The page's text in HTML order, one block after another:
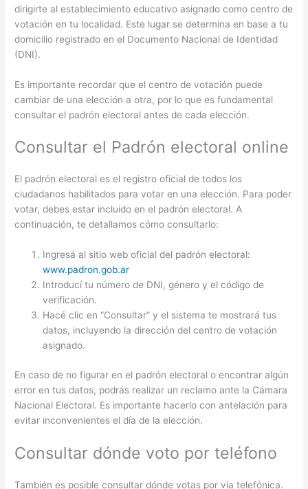
dirigirte al establecimiento educativo asignado como centro de
votación en tu localidad. Este lugar se determina en base a tu
domicilio registrado en el Documento Nacional de Identidad
(DNI).
Es importante recordar que el centro de votación puede
cambiar de una elección a otra, por lo que es fundamental
consultar el padrón electoral antes de cada elección.
Consultar el Padrón electoral online
El padrón electoral es el registro oficial de todos los
ciudadanos habilitados para votar en una elección. Para poder
votar, debes estar incluido en el padrón electoral. A
continuación, te detallamos cómo consultarlo:
Ingresá al sitio web oficial del padrón electoral:
www.padron.gob.ar
Introducí tu número de DNI, género y el código de
verificación.
Hacé clic en “Consultar” y el sistema te mostrará tus
datos, incluyendo la dirección del centro de votación
asignado.
En caso de no figurar en el padrón electoral o encontrar algún
error en tus datos, podrás realizar un reclamo ante la Cámara
Nacional Electoral. Es importante hacerlo con antelación para
evitar inconvenientes el día de la elección.
Consultar dónde voto por teléfono
También es posible consultar dónde votas por vía telefónica.